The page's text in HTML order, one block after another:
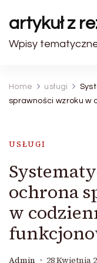
artykuł z
Wpisy
Home usługi
sprawności wzroku w
USŁUGI
ochrona
w
Admin 28 Kwietnia